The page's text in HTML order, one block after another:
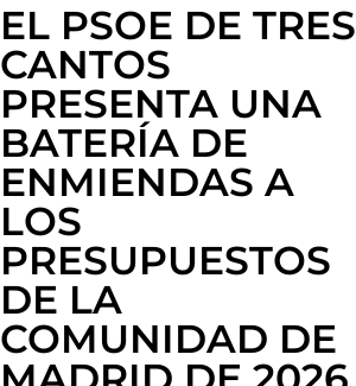
EL PSOE DE TRES
CANTOS
PRESENTA UNA
BATERÍA DE
ENMIENDAS A
LOS
PRESUPUESTOS
DE LA
COMUNIDAD DE